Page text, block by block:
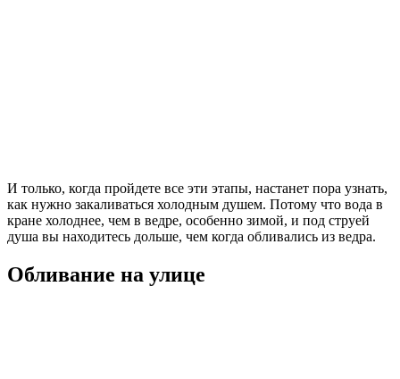
И только, когда пройдете все эти этапы, настанет пора узнать,
как нужно закаливаться холодным душем. Потому что вода в
кране холоднее, чем в ведре, особенно зимой, и под струей
душа вы находитесь дольше, чем когда обливались из ведра.
Обливание на улице